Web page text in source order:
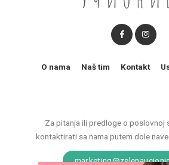
Za pitanja ili predloge o poslovnoj
kontaktirati sa nama putem dole
O nama Naš tim Kontakt